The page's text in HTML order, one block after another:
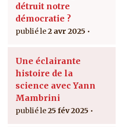
détruit notre
démocratie ?
2 avr 2025
Une éclairante
histoire de la
science avec Yann
Mambrini
25 fév 2025